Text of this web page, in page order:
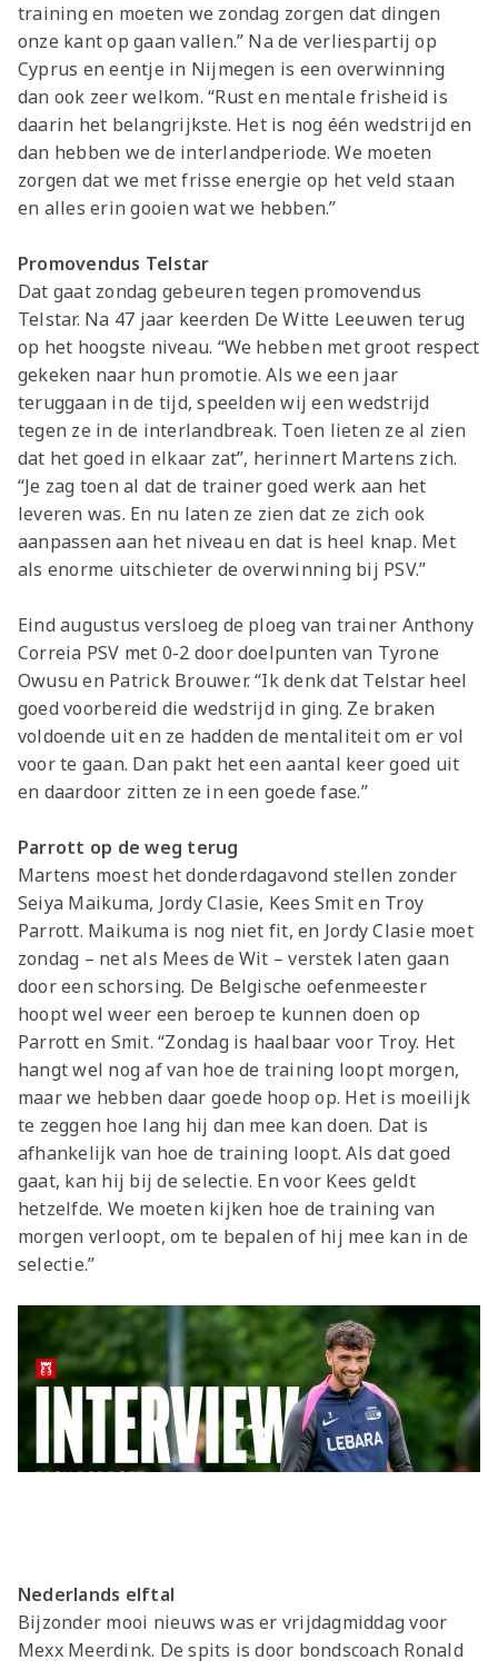
training en moeten we zondag zorgen dat dingen
onze kant op gaan vallen.” Na de verliespartij op
Cyprus en eentje in Nijmegen is een overwinning
dan ook zeer welkom. “Rust en mentale frisheid is
daarin het belangrijkste. Het is nog één wedstrijd en
dan hebben we de interlandperiode. We moeten
zorgen dat we met frisse energie op het veld staan
en alles erin gooien wat we hebben.”
Promovendus Telstar
Dat gaat zondag gebeuren tegen promovendus
Telstar. Na 47 jaar keerden De Witte Leeuwen terug
op het hoogste niveau. “We hebben met groot respect
gekeken naar hun promotie. Als we een jaar
teruggaan in de tijd, speelden wij een wedstrijd
tegen ze in de interlandbreak. Toen lieten ze al zien
dat het goed in elkaar zat”, herinnert Martens zich.
“Je zag toen al dat de trainer goed werk aan het
leveren was. En nu laten ze zien dat ze zich ook
aanpassen aan het niveau en dat is heel knap. Met
als enorme uitschieter de overwinning bij PSV.”
Eind augustus versloeg de ploeg van trainer Anthony
Correia PSV met 0-2 door doelpunten van Tyrone
Owusu en Patrick Brouwer. “Ik denk dat Telstar heel
goed voorbereid die wedstrijd in ging. Ze braken
voldoende uit en ze hadden de mentaliteit om er vol
voor te gaan. Dan pakt het een aantal keer goed uit
en daardoor zitten ze in een goede fase.”
Parrott op de weg terug
Martens moest het donderdagavond stellen zonder
Seiya Maikuma, Jordy Clasie, Kees Smit en Troy
Parrott. Maikuma is nog niet fit, en Jordy Clasie moet
zondag – net als Mees de Wit – verstek laten gaan
door een schorsing. De Belgische oefenmeester
hoopt wel weer een beroep te kunnen doen op
Parrott en Smit. “Zondag is haalbaar voor Troy. Het
hangt wel nog af van hoe de training loopt morgen,
maar we hebben daar goede hoop op. Het is moeilijk
te zeggen hoe lang hij dan mee kan doen. Dat is
afhankelijk van hoe de training loopt. Als dat goed
gaat, kan hij bij de selectie. En voor Kees geldt
hetzelfde. We moeten kijken hoe de training van
morgen verloopt, om te bepalen of hij mee kan in de
selectie.”
Nederlands elftal
Bijzonder mooi nieuws was er vrijdagmiddag voor
Mexx Meerdink. De spits is door bondscoach Ronald